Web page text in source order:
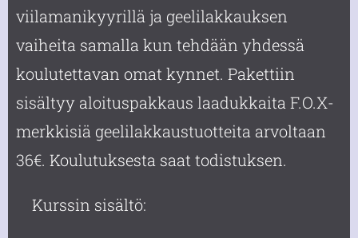
viilamanikyyrillä ja geelilakkauksen
vaiheita samalla kun tehdään yhdessä
koulutettavan omat kynnet. Pakettiin
sisältyy aloituspakkaus laadukkaita F.O.X-
merkkisiä geelilakkaustuotteita arvoltaan
36€. Koulutuksesta saat todistuksen.
Kurssin sisältö: